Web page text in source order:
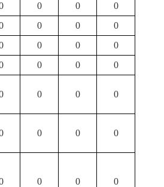
0 0
0
0 0
0
0 0
0
0 0 0
0 0 0
0 0 0
0 0 0